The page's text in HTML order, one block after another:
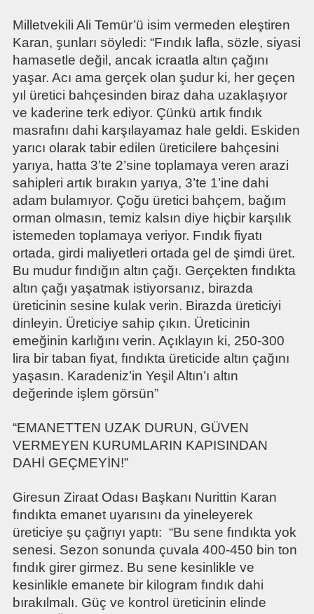
Milletvekili Ali Temür’ü isim vermeden eleştiren
Karan, şunları söyledi: “Fındık lafla, sözle, siyasi
hamasetle değil, ancak icraatla altın çağını
yaşar. Acı ama gerçek olan şudur ki, her geçen
yıl üretici bahçesinden biraz daha uzaklaşıyor
ve kaderine terk ediyor. Çünkü artık fındık
masrafını dahi karşılayamaz hale geldi. Eskiden
yarıcı olarak tabir edilen üreticilere bahçesini
yarıya, hatta 3’te 2’sine toplamaya veren arazi
sahipleri artık bırakın yarıya, 3’te 1’ine dahi
adam bulamıyor. Çoğu üretici bahçem, bağım
orman olmasın, temiz kalsın diye hiçbir karşılık
istemeden toplamaya veriyor. Fındık fiyatı
ortada, girdi maliyetleri ortada gel de şimdi üret.
Bu mudur fındığın altın çağı. Gerçekten fındıkta
altın çağı yaşatmak istiyorsanız, birazda
üreticinin sesine kulak verin. Birazda üreticiyi
dinleyin. Üreticiye sahip çıkın. Üreticinin
emeğinin karlığını verin. Açıklayın ki, 250-300
lira bir taban fiyat, fındıkta üreticide altın çağını
yaşasın. Karadeniz’in Yeşil Altın’ı altın
değerinde işlem görsün”
“EMANETTEN UZAK DURUN, GÜVEN
VERMEYEN KURUMLARIN KAPISINDAN
DAHİ GEÇMEYİN!”
Giresun Ziraat Odası Başkanı Nurittin Karan
fındıkta emanet uyarısını da yineleyerek
üreticiye şu çağrıyı yaptı: “Bu sene fındıkta yok
senesi. Sezon sonunda çuvala 400-450 bin ton
fındık girer girmez. Bu sene kesinlikle ve
kesinlikle emanete bir kilogram fındık dahi
bırakılmalı. Güç ve kontrol üreticinin elinde